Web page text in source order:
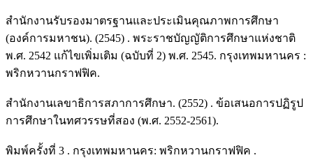
สำนักงานรับรองมาตรฐานและประเมินคุณภาพการศึกษา
(องค์การมหาชน). (2545) . พระราชบัญญัติการศึกษาแห่งชาติ
พ.ศ. 2542 แก้ไขเพิ่มเติม (ฉบับที่ 2) พ.ศ. 2545. กรุงเทพมหานคร :
พริกหวานกราฟฟิค.
สำนักงานเลขาธิการสภาการศึกษา. (2552) . ข้อเสนอการปฏิรูป
การศึกษาในทศวรรษที่สอง (พ.ศ. 2552-2561).
พิมพ์ครั้งที่ 3 . กรุงเทพมหานคร: พริกหวานกราฟฟิค .